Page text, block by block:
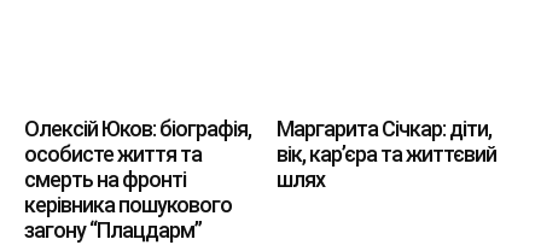
Олексій Юков: біографія,
особисте життя та
смерть на фронті
керівника пошукового
загону “Плацдарм”
Маргарита Січкар: діти,
вік, кар’єра та життєвий
шлях